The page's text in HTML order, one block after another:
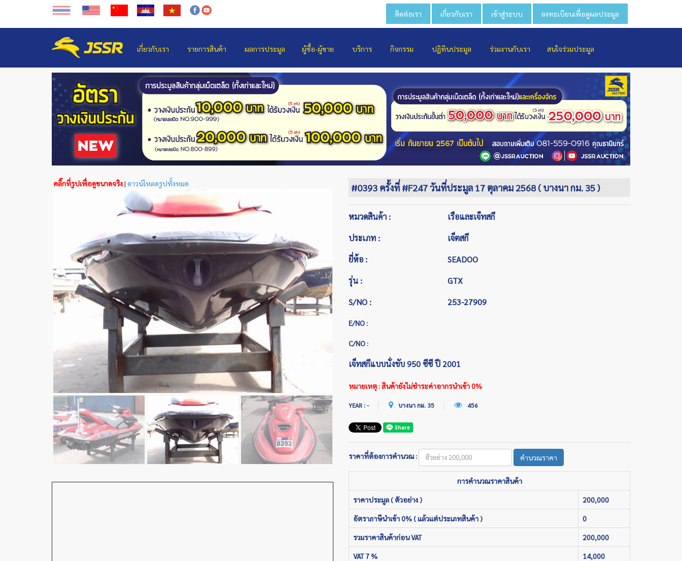
ติดต่อเรา เกี่ยวกับเรา เข้าสู่ระบบ ลงทะเบียนเพื่อดูผลประมูล
เกี่ยวกับเรา รายการสินค้า ผลการประมูล ผู้ซื้อ-ผู้ขาย บริการ กิจกรรม ปฏิทินประมูล ร่วมงานกับเรา สนใจร่วมประมูล
คลิ๊กที่รูปเพื่อดูขนาดจริง| ดาวน์โหลดรูปทั้งหมด #0393 ครั้งที่ #F247 วันที่ประมูล 17 ตุลาคม 2568 ( บางนา กม. 35 )
หมวดสินค้า :
เรือและเจ็ทสกี
ประเภท :
เจ็ตสกี
ยี่ห้อ :
SEADOO
รุ่น :
GTX
S/NO :
253-27909
E/NO :
C/NO :
เจ็ทสกีแบบนั่งขับ 950 ซีซี ปี 2001
หมายเหตุ : สินค้ายังไม่ชำระค่าอากรนำเข้า 0%
YEAR : - บางนา กม. 35 456
ราคาที่ต้องการคำนวณ : คำนวณราคา
การคำนวณราคาสินค้า
ราคาประมูล ( ตัวอย่าง ) 200,000
อัตราภาษีนำเข้า 0% ( แล้วแต่ประเภทสินค้า ) 0
รวมราคาสินค้าก่อน VAT 200,000
VAT 7 % 14,000